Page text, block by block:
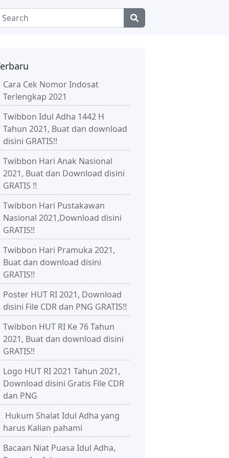
Cara Cek Nomor Indosat
Terlengkap 2021
Twibbon Idul Adha 1442 H
Tahun 2021, Buat dan download
disini GRATIS!!
Twibbon Hari Anak Nasional
2021, Buat dan Download disini
GRATIS !!
Twibbon Hari Pustakawan
Nasional 2021,Download disini
GRATIS!!
Twibbon Hari Pramuka 2021,
Buat dan download disini
GRATIS!!
Poster HUT RI 2021, Download
disini File CDR dan PNG GRATIS!!
Twibbon HUT RI Ke 76 Tahun
2021, Buat dan download disini
GRATIS!!
Logo HUT RI 2021 Tahun 2021,
Download disini Gratis File CDR
dan PNG
Hukum Shalat Idul Adha yang
harus Kalian pahami
Bacaan Niat Puasa Idul Adha,